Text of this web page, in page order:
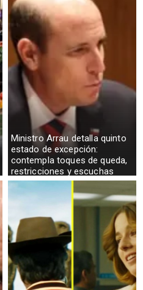
Ministro Arrau detalla quinto
estado de excepción:
contempla toques de queda,
restricciones y escuchas
telefónicas en zonas críticas